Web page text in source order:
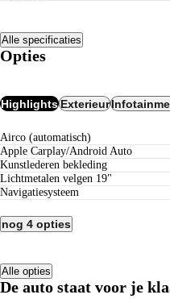
Alle specificaties
Opties
HighlightsExterieur
airco (automatisch)
Apple Carplay/Android Auto
kunstlederen bekleding
lichtmetalen velgen 19"
navigatiesysteem
nog 4 opties
Alle opties
De auto staat voor je